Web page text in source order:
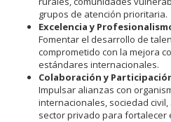
grupos de atención prioritaria.
Excelencia y
Fomentar el desarrollo de
comprometido con la mejora
estándares internacionales.
Colaboración y
Impulsar alianzas con
internacionales, sociedad civil,
sector privado para fortalecer